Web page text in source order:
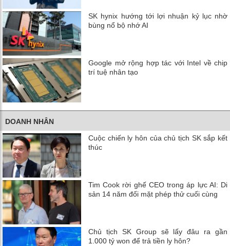
SK hynix hướng tới lợi nhuận kỷ lục nhờ
bùng nổ bộ nhớ AI
Google mở rộng hợp tác với Intel về chip
trí tuệ nhân tạo
DOANH NHÂN
Cuộc chiến ly hôn của chủ tịch SK sắp kết
thúc
Tim Cook rời ghế CEO trong áp lực AI: Di
sản 14 năm đối mặt phép thử cuối cùng
Chủ tịch SK Group sẽ lấy đâu ra gần
1.000 tỷ won để trả tiền ly hôn?